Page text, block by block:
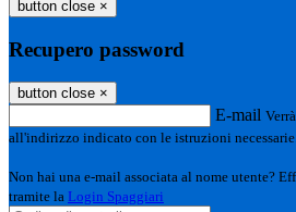
button close ×
Recupero password
button close ×
E-mail
all'indirizzo indicato con le istruzioni
Non hai una e-mail associata al nome utente?
tramite la Login Spaggiari